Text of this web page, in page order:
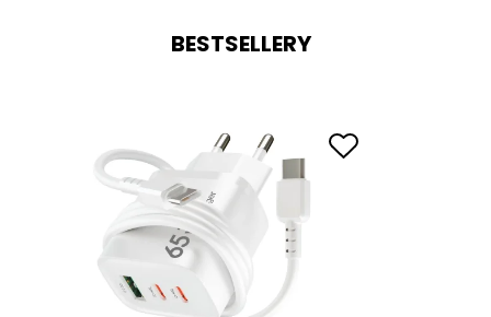
BESTSELLERY